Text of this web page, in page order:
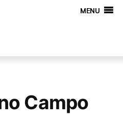
MENU
Campo